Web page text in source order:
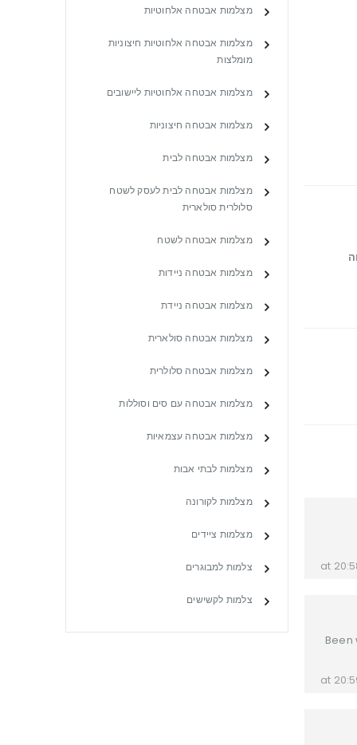
Been
מצלמות אבטחה אלחוטיות
מצלמות אבטחה אלחוטיות חיצוניות
מומלצות
מצלמות אבטחה אלחוטיות ליישובים
מצלמות אבטחה חיצוניות
מצלמות אבטחה לבית
מצלמות אבטחה לבית לעסק לשטח
סלולרית סולארית
מצלמות אבטחה לשטח
מצלמות אבטחה ניידות
מצלמות אבטחה ניידת
מצלמות אבטחה סולארית
מצלמות אבטחה סלולרית
מצלמות אבטחה עם סים וסוללות
מצלמות אבטחה עצמאיות
מצלמות לבתי אבות
מצלמות לקורונה
מצלמות ציידים
צלמות למבוגרים
צלמות לקשישים